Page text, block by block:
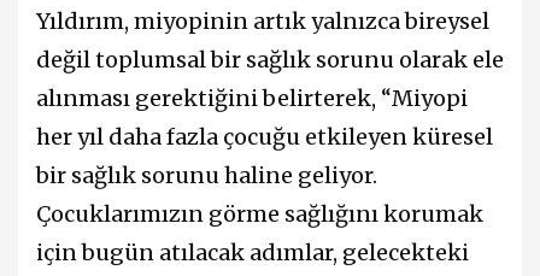
Yıldırım, miyopinin artık yalnızca bireysel
değil toplumsal bir sağlık sorunu olarak ele
alınması gerektiğini belirterek, “Miyopi
her yıl daha fazla çocuğu etkileyen küresel
bir sağlık sorunu haline geliyor.
Çocuklarımızın görme sağlığını korumak
için bugün atılacak adımlar, gelecekteki